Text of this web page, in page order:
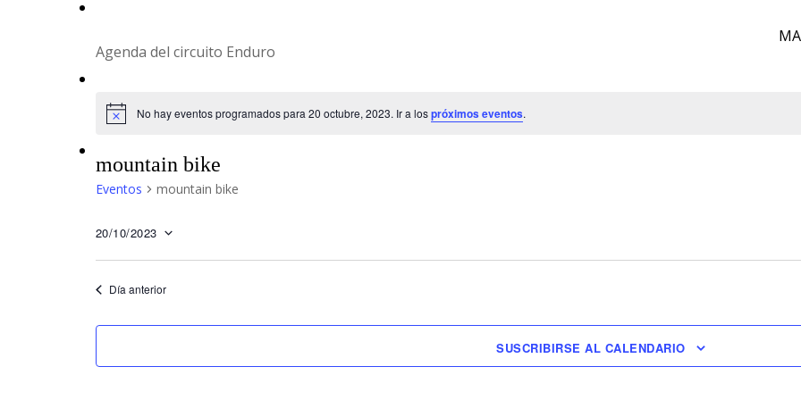
Agenda del circuito Enduro
No hay eventos programados para 20 octubre, 2023. Ir a lospróximos eventos.
mountain bike
Eventos mountain bike
20/10/2023
Día anterior
SUSCRIBIRSE AL CALENDARIO